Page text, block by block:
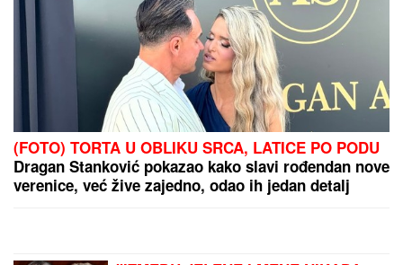
PRED SOBOM!Španac
počistio Lehečku i otišao
u četvrtfinale Montreala